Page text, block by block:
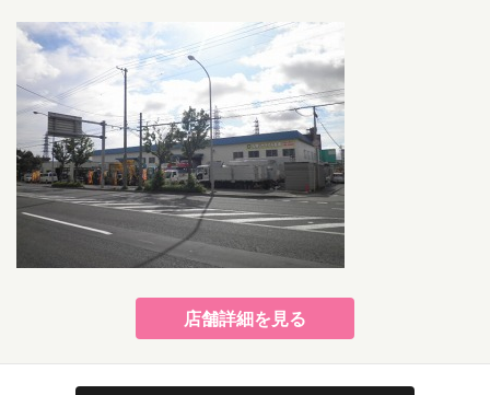
店舗詳細を見る